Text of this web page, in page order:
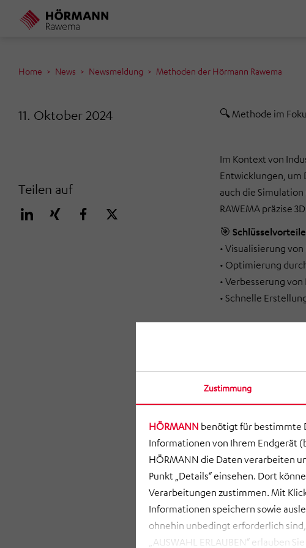
Zustimmung
HÖRMANN benötigt für bestimmte
Informationen von Ihrem Endgerät
HÖRMANN die Daten verarbeiten
Punkt „Details“ einsehen. Dort
Verarbeitungen zustimmen. Mit Klick
Informationen speichern sowie
ohnehin unbedingt erforderlich
„AUSWAHL ERLAUBEN“ erlauben
Home News Newsmeldung Methoden der Hörmann Rawema
11. Oktober 2024
Teilen auf
🔍 Methode im
Im Kontext von
Entwicklungen, um
auch die
RAWEMA präzise
🎯
• Visualisierung
• Optimierung
• Verbesserung
• Schnelle